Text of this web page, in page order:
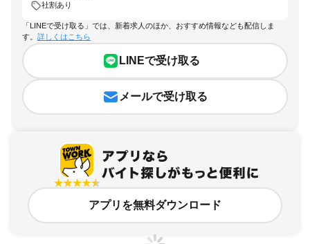
社割あり
「LINEで受け取る」では、新着求人のほか、おすすめ情報なども配信しま
す。 詳しくはこちら
LINEで受け取る
メールで受け取る
アプリを無料ダウンロード